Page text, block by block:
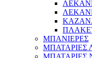
ΜΠΑΝΙΕΡΕΣ
ΜΠΑΤΑΡΙΕΣ
ΜΠΑΤΑΡΙΕΣ